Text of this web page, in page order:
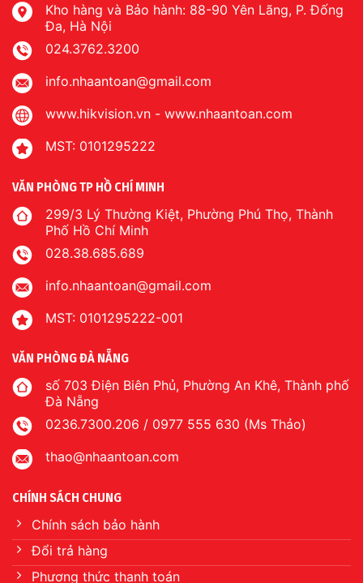
Kho hàng và Bảo hành: 88-90 Yên Lãng, P. Đống
Đa, Hà Nội
024.3762.3200
info.nhaantoan@gmail.com
www.hikvision.vn - www.nhaantoan.com
MST: 0101295222
VĂN PHÒNG TP HỒ CHÍ MINH
299/3 Lý Thường Kiệt, Phường Phú Thọ, Thành
Phố Hồ Chí Minh
028.38.685.689
info.nhaantoan@gmail.com
MST: 0101295222-001
VĂN PHÒNG ĐÀ NẴNG
số 703 Điện Biên Phủ, Phường An Khê, Thành phố
Đà Nẵng
0236.7300.206 / 0977 555 630 (Ms Thảo)
thao@nhaantoan.com
CHÍNH SÁCH CHUNG
Chính sách bảo hành
Đổi trả hàng
Phương thức thanh toán